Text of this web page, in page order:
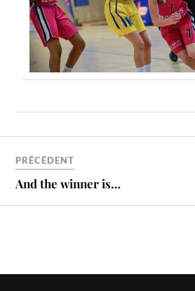
PRÉCÉDENT
And the winner is…